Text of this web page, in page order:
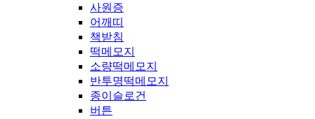
사원증
어깨띠
책받침
떡메모지
소량떡메모지
반투명떡메모지
종이슬로건
버튼